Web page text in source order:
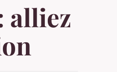
alliez